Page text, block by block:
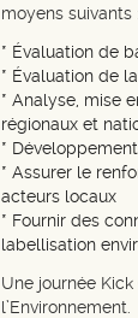
moyens suivants :
* Évaluation de
* Évaluation de
* Analyse, mise
régionaux et
*
* Assurer le
acteurs locaux
* Fournir des
labellisation
Une journée
l’Environnement.